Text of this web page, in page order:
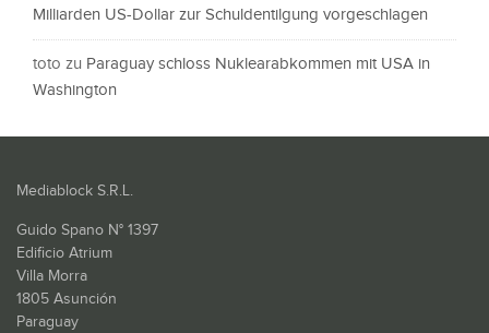
Milliarden US-Dollar zur Schuldentilgung vorgeschlagen
toto zu Paraguay schloss Nuklearabkommen mit USA in
Washington
Mediablock S.R.L.
Guido Spano N° 1397
Edificio Atrium
Villa Morra
1805 Asunción
Paraguay